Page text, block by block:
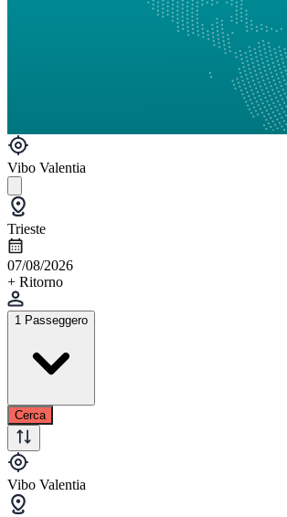
Vibo Valentia
Trieste
07/08/2026
+ Ritorno
1 Passeggero
Cerca
Vibo Valentia